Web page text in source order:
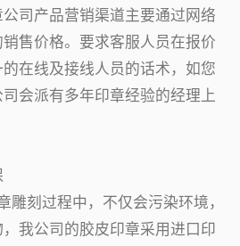
司产品营销渠道主要通过网络
售价格。要求客服人员在报价
在线及接线人员的话术，如您
会派有多年印章经验的经理上
雕刻过程中，不仅会污染环境，
我公司的胶皮印章采用进口印